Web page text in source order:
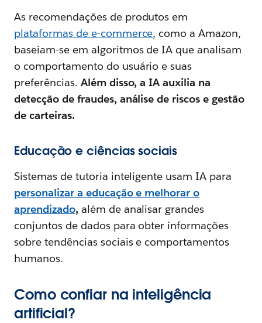
As recomendações de produtos em
plataformas de e-commerce, como a Amazon,
baseiam-se em algoritmos de IA que analisam
o comportamento do usuário e suas
preferências. Além disso, a IA auxilia na
detecção de fraudes, análise de riscos e gestão
de carteiras.
Educação e ciências sociais
Sistemas de tutoria inteligente usam IA para
personalizar a educação e melhorar o
aprendizado, além de analisar grandes
conjuntos de dados para obter informações
sobre tendências sociais e comportamentos
humanos.
Como confiar na inteligência
artificial?